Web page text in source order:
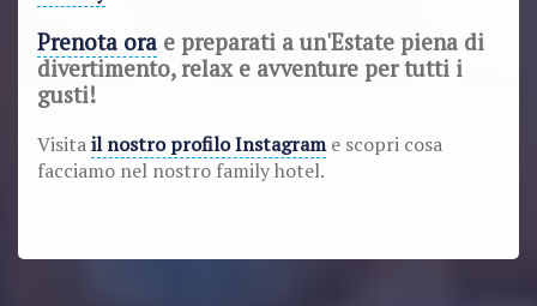
Prenota ora e preparati a un'Estate piena di
divertimento, relax e avventure per tutti i
gusti!
Visitail nostro profilo Instagrame scopri cosa
facciamo nel nostro family hotel.